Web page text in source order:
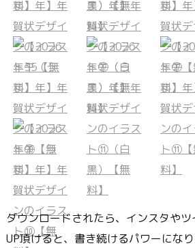
ダウンロードされたら、インスタやツ
UP頂けると、書き続けるパワーにな